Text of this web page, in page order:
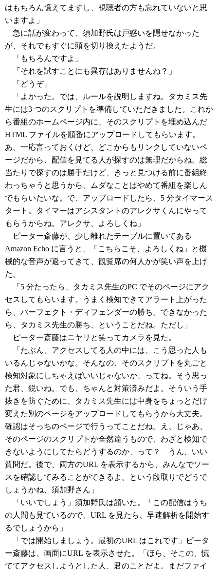
はもちろん憶えてますし、視聴者の方も忘れていないと思
いますよ」
急に話が変わって、須加野氏は戸惑いを隠せなかった
が、それでもすぐに頭を切り換えたようだ。
「もちろんですよ」
「それを試すことにも異存はありませんね？」
「どうぞ」
「よかった。では、ルールを説明しますね。タカミス先
生には3 つのスクリプトを準備していただきました。これか
ら番組のホームページ内に、そのスクリプトを埋め込んだ
HTML ファイルを順番にアップロードしてもらいます。
あ、一応言っておくけど、どこからもリンクしていないペ
ージだから、配信を見てる人が探すのは無理だからね。総
当たりで探すのは勝手だけど、きっと見つける前に番組終
わっちゃうと思うから、ムダなことはやめて番組を楽しん
でもらいたいな。で、アップロードしたら、5 分タイマース
タート。タイマーはアシスタントのアレクサくんにやって
もらうからね。アレクサ、よろしくね」
ピーター斎藤が、少し離れたテーブルに置いてある
Amazon Echo に言うと、「こちらこそ、よろしくね」と機
械的な音声が返ってきて、観覧席の何人かが笑い声を上げ
た。
「5 分たったら、タカミス先生のPC でそのページにアク
セスしてもらいます。うまく検知できてアラート上がった
ら、パーフェクト・ディフェンダーの勝ち。できなかった
ら、タカミス先生の勝ち、ということだね。ただし」
ピーター斎藤はニヤリと笑ってカメラを見た。
「たぶん、アクセスしてる人の中には、こう思った人も
いるんじゃないかな。そんなの、そのスクリプトを丸ごと
検知対象にしちゃえばいいじゃないか、ってね。そう思っ
た君、鋭いね。でも、ちゃんと対策済みだよ。そういう手
抜きを防ぐために、タカミス先生には中身をちょっとだけ
変えた別のページをアップロードしてもらうから大丈夫。
確認はそっちのページで行うってことだね。え、じゃあ、
そのページのスクリプトが全然違うもので、わざと検知で
きないようにしてたらどうするのか、って？ うん、いい
質問だ。後で、両方のURL を表示するから、みんなでソー
スを確認してみることができるよ。という段取りでどうで
しょうかね、須加野さん」
「いいでしょう」須加野氏は頷いた。「この配信はうち
の人間も見ているので、URL を見たら、早速解析を開始す
るでしょうから」
「では開始しましょう。最初のURL はこれです」ピータ
ー斎藤は、画面にURL を表示させた。「ほら、そこの、慌
ててアクセスしようとした人、君のことだよ。まだファイ